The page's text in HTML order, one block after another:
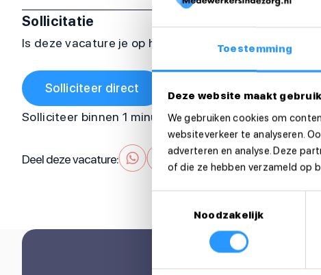
Toestemming
Deze website maakt
We gebruiken cookies om
websiteverkeer te analyseren.
adverteren en analyse. Deze
of die ze hebben verzameld op
Noodzakelijk
Sollicitatie
Is deze vacature je op het lijf geschreven? Solliciteer
Solliciteer direct
Solliciteer binnen 1 minuut
Deel deze vacature: